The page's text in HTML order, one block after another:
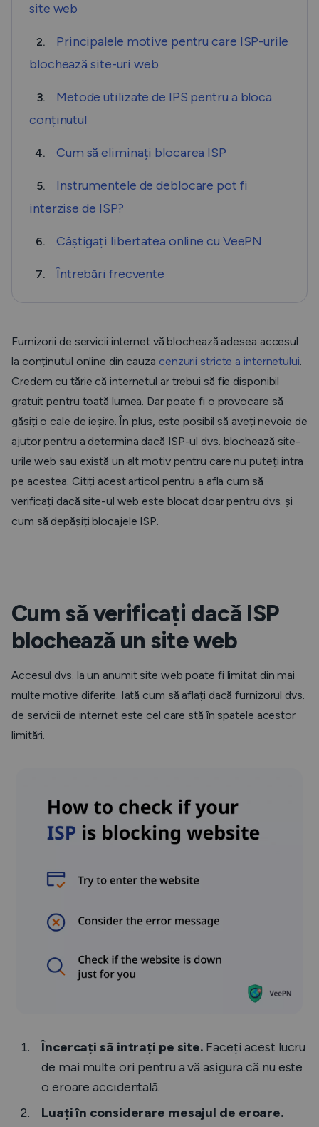
site web
2.
Principalele motive pentru care ISP-urile
blochează site-uri web
3.
Metode utilizate de IPS pentru a bloca
conținutul
4. Cum să eliminați blocarea ISP
5.
Instrumentele de deblocare pot fi
interzise de ISP?
6. Câștigați libertatea online cu VeePN
7. Întrebări frecvente
Furnizorii de servicii internet vă blochează adesea accesul
la conținutul online din cauza cenzurii stricte a internetului.
Credem cu tărie că internetul ar trebui să fie disponibil
gratuit pentru toată lumea. Dar poate fi o provocare să
găsiți o cale de ieșire. În plus, este posibil să aveți nevoie de
ajutor pentru a determina dacă ISP-ul dvs. blochează site-
urile web sau există un alt motiv pentru care nu puteți intra
pe acestea. Citiți acest articol pentru a afla cum să
verificați dacă site-ul web este blocat doar pentru dvs. și
cum să depășiți blocajele ISP.
Cum să verificați dacă ISP
blochează un site web
Accesul dvs. la un anumit site web poate fi limitat din mai
multe motive diferite. Iată cum să aflați dacă furnizorul dvs.
de servicii de internet este cel care stă în spatele acestor
limitări.
Încercați să intrați pe site. Faceți acest lucru
de mai multe ori pentru a vă asigura că nu este
o eroare accidentală.
Luați în considerare mesajul de eroare.